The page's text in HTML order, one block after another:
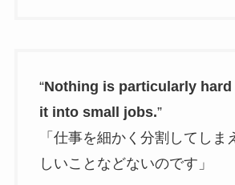
“Nothing is particularly
it into small jobs.”
「仕事を細かく分割してしま
しいことなどないのです」